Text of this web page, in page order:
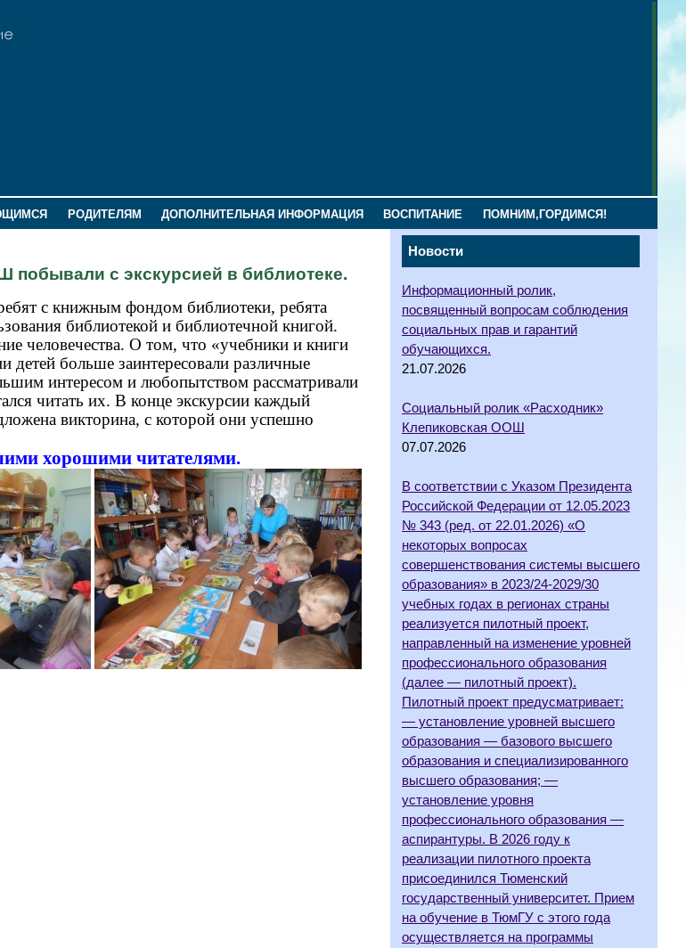
РОДИТЕЛЯМ ДОПОЛНИТЕЛЬНАЯ ИНФОРМАЦИЯ ВОСПИТАНИЕ ПОМНИМ,ГОРДИМСЯ!
Новости
Информационный ролик,
посвященный вопросам соблюдения
социальных прав и гарантий
обучающихся.
21.07.2026
Социальный ролик «Расходник»
Клепиковская ООШ
07.07.2026
В соответствии с Указом Президента
Российской Федерации от 12.05.2023
№ 343 (ред. от 22.01.2026) «О
некоторых вопросах
совершенствования системы высшего
образования» в 2023/24-2029/30
учебных годах в регионах страны
реализуется пилотный проект,
направленный на изменение уровней
профессионального образования
(далее — пилотный проект).
Пилотный проект предусматривает:
— установление уровней высшего
образования — базового высшего
образования и специализированного
высшего образования; —
установление уровня
профессионального образования —
аспирантуры. В 2026 году к
реализации пилотного проекта
присоединился Тюменский
государственный университет. Прием
на обучение в ТюмГУ с этого года
осуществляется на программы
побывали с экскурсией в библиотеке.
с книжным фондом библиотеки, ребята
библиотекой и библиотечной книгой.
человечества. О том, что «учебники и книги
детей больше заинтересовали различные
интересом и любопытством рассматривали
читать их. В конце экскурсии каждый
викторина, с которой они успешно
хорошими читателями.